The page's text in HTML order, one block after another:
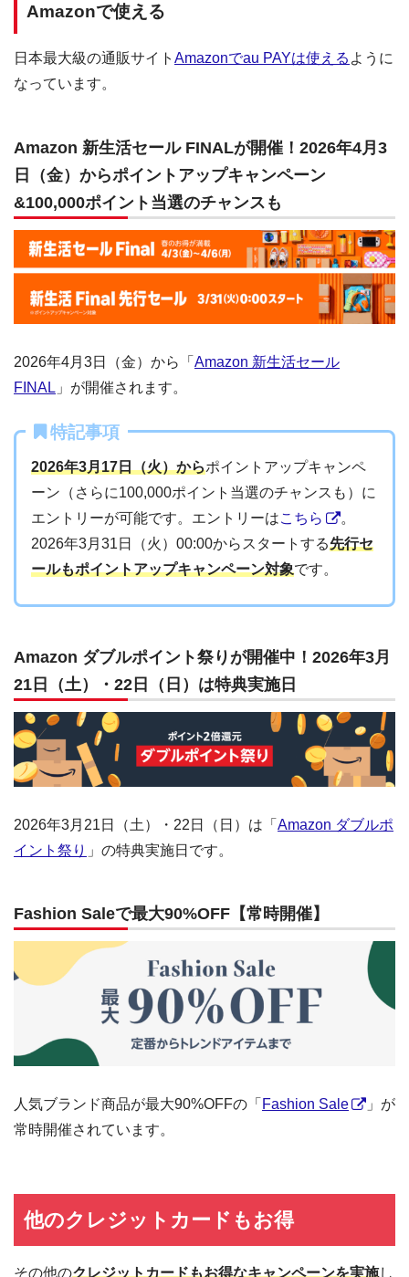
Amazonで使える
日本最大級の通販サイト Amazonでau PAYは使える ように
なっています。
Amazon 新生活セール FINALが開催！2026年4月3
日（金）からポイントアップキャンペーン
&100,000ポイント当選のチャンスも
2026年4月3日（金）から「 Amazon 新生活セール
FINAL 」が開催されます。
特記事項
2026年3月17日（火）からポイントアップキャンペ
ーン（さらに100,000ポイント当選のチャンスも）に
エントリーが可能です。エントリーはこちら
。
2026年3月31日（火）00:00からスタートする先行セ
ールもポイントアップキャンペーン対象です。
Amazon ダブルポイント祭りが開催中！2026年3月
21日（土）・22日（日）は特典実施日
2026年3月21日（土）・22日（日）は「 Amazon ダブルポ
イント祭り 」の特典実施日です。
Fashion Saleで最大90%OFF【常時開催】
人気ブランド商品が最大90%OFFの「 Fashion Sale
」が
常時開催されています。
他のクレジットカードもお得
その他のクレジットカードもお得なキャンペーンを実施し